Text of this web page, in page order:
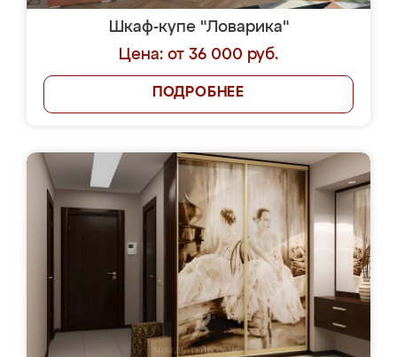
Шкаф-купе "Ловарика"
Цена: от 36 000 руб.
ПОДРОБНЕЕ